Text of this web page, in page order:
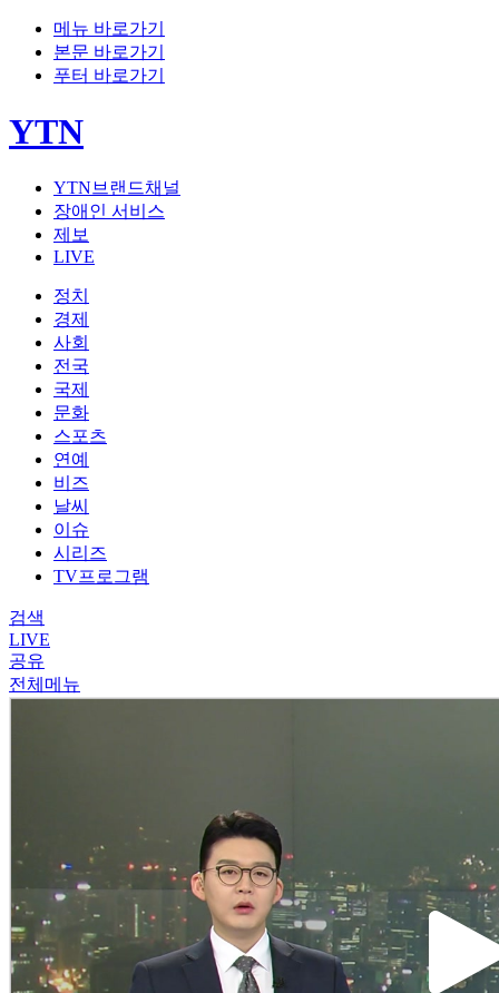
메뉴 바로가기
본문 바로가기
푸터 바로가기
YTN
YTN브랜드채널
장애인 서비스
제보
LIVE
정치
경제
사회
전국
국제
문화
스포츠
연예
비즈
날씨
이슈
시리즈
TV프로그램
검색
LIVE
공유
전체메뉴